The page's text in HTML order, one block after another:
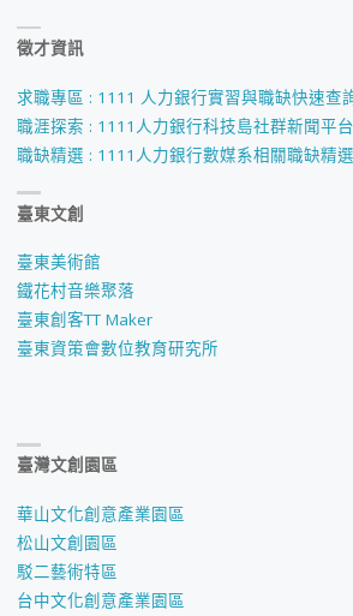
徵才資訊
求職專區 : 1111 人力銀行實習與職缺快速查
職涯探索 : 1111人力銀行科技島社群新聞平台
職缺精選 : 1111人力銀行數媒系相關職缺精選
臺東文創
臺東美術館
鐵花村音樂聚落
臺東創客TT Maker
臺東資策會數位教育研究所
臺灣文創園區
華山文化創意產業園區
松山文創園區
駁二藝術特區
台中文化創意產業園區